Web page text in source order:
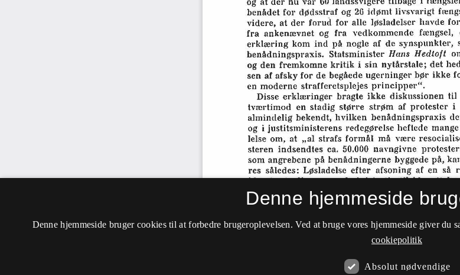
Denne hjemmeside
Denne hjemmeside bruger cookies til at forbedre brugeroplevelsen. Ved at bruge vores hjemmeside giver
cookiepolitik
Absolut nødvendige